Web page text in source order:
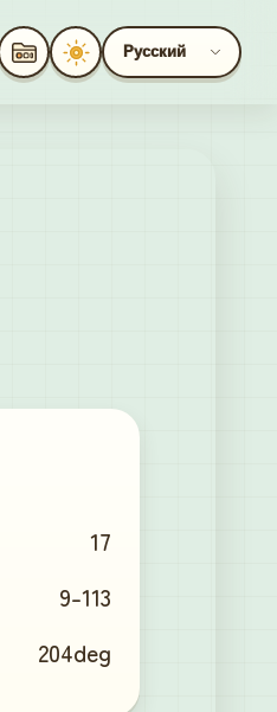
Русский
17
9-113
204deg